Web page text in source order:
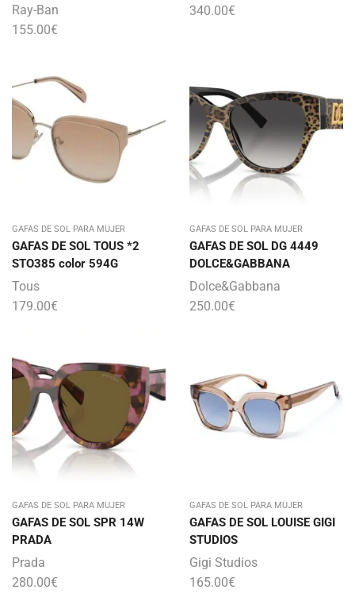
Ray-Ban
155.00€
340.00€
GAFAS DE SOL PARA MUJER
GAFAS DE SOL TOUS *2
STO385 color 594G
Tous
179.00€
GAFAS DE SOL PARA MUJER
GAFAS DE SOL DG 4449
DOLCE&GABBANA
Dolce&Gabbana
250.00€
GAFAS DE SOL PARA MUJER
GAFAS DE SOL SPR 14W
PRADA
Prada
280.00€
GAFAS DE SOL PARA MUJER
GAFAS DE SOL LOUISE GIGI
STUDIOS
Gigi Studios
165.00€